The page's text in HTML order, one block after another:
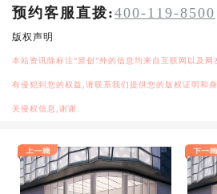
预约客服直拨:400-119-8500
版权声明
本站资讯除标注“原创”外的信息均来自互联网以及
有侵犯到您的权益,请联系我们提供您的版权证明和
关侵权信息,谢谢.